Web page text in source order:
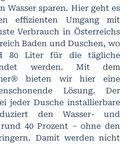
Wasser sparen. Hier geht es
effizienten Umgang mit
Verbrauch in Österreichs
Baden und Duschen, wo
80 Liter für die tägliche
werden. Mit dem
bieten wir hier eine
Lösung. Der
jeder Dusche installierbare
den Wasser- und
40 Prozent – ohne den
Damit werden nicht